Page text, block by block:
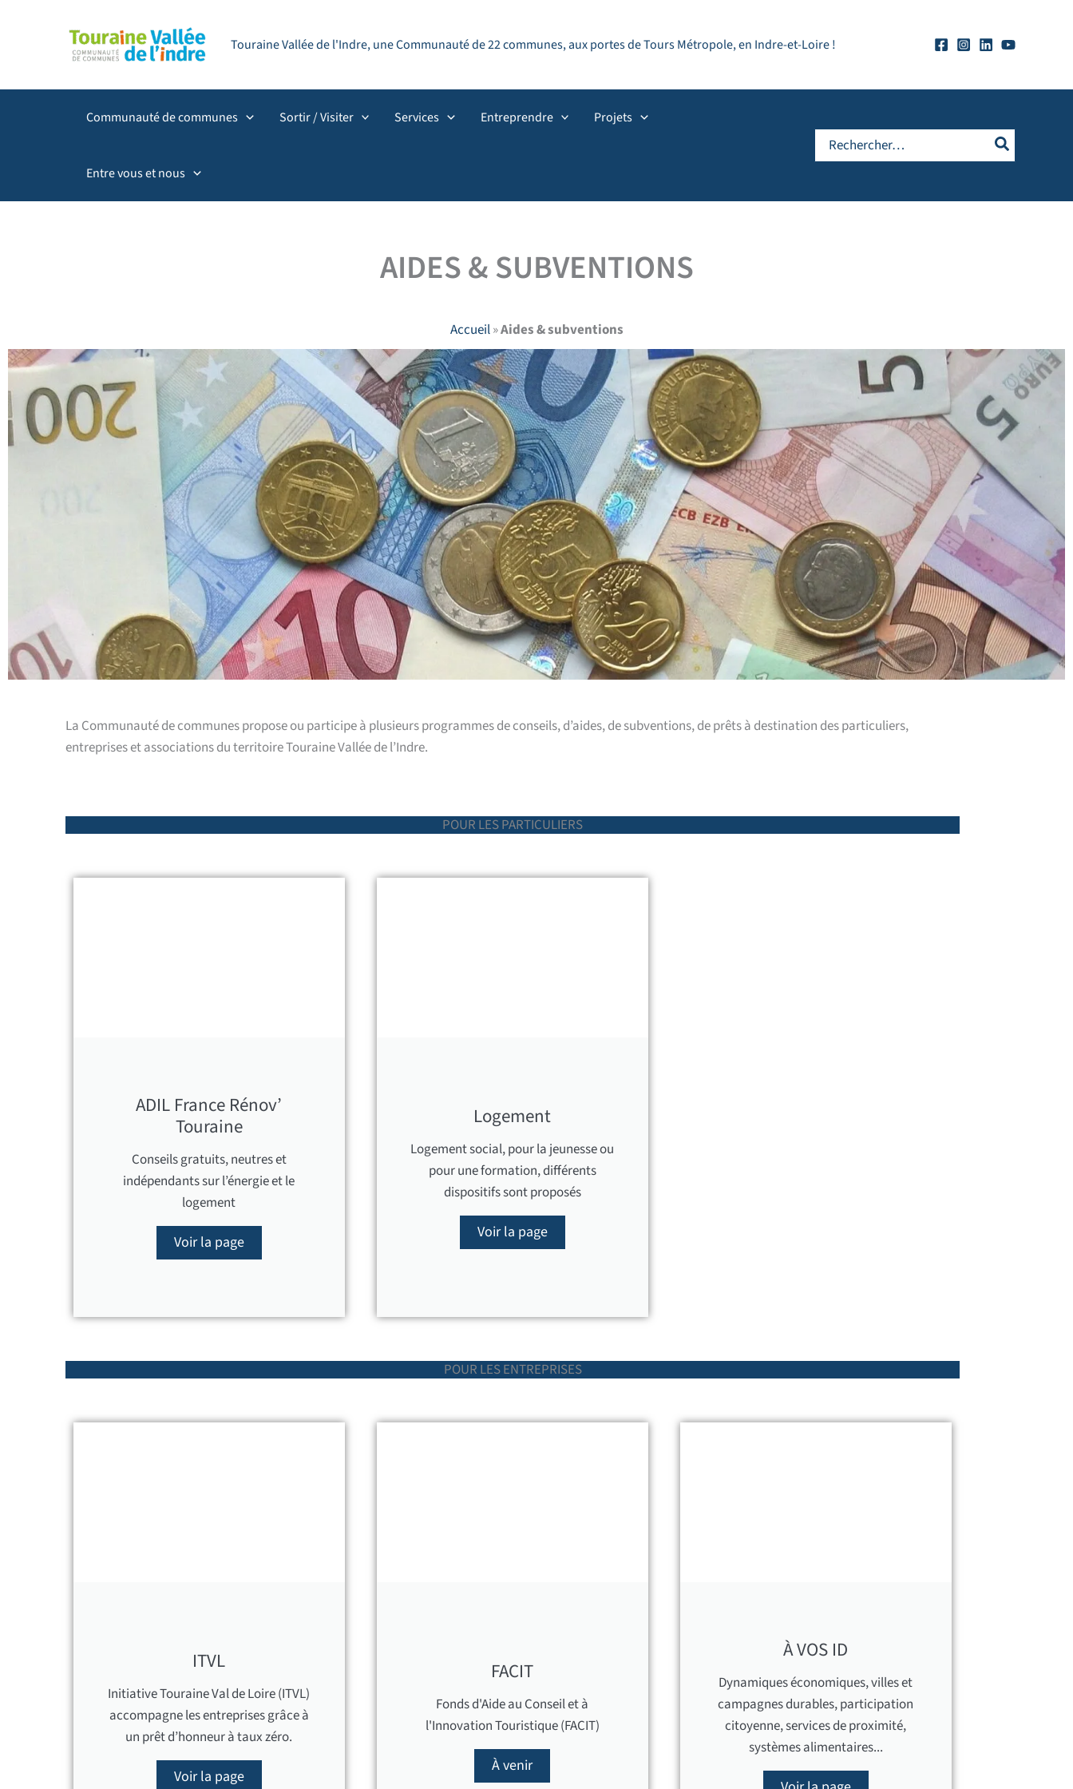
Touraine Vallée de l'Indre, une Communauté de 22 communes, aux portes de Tours Métropole, en Indre-et-Loire !
Communauté de communes Sortir / Visiter Services Entreprendre Projets
Entre vous et nous
Rechercher:
AIDES & SUBVENTIONS
Accueil»Aides & subventions
La Communauté de communes propose ou participe à plusieurs programmes de conseils, d’aides, de subventions, de prêts à destination des particuliers,
entreprises et associations du territoire Touraine Vallée de l’Indre.
POUR LES PARTICULIERS
ADIL France Rénov’
Touraine
Conseils gratuits, neutres et
indépendants sur l’énergie et le
logement
Voir la page
Logement
Logement social, pour la jeunesse ou
pour une formation, différents
dispositifs sont proposés
Voir la page
POUR LES ENTREPRISES
ITVL
Initiative Touraine Val de Loire (ITVL)
accompagne les entreprises grâce à
un prêt d’honneur à taux zéro.
Voir la page
FACIT
Fonds d'Aide au Conseil et à
l'Innovation Touristique (FACIT)
À venir
À VOS ID
Dynamiques économiques, villes et
campagnes durables, participation
citoyenne, services de proximité,
systèmes alimentaires...